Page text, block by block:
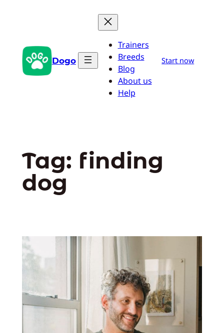
conteúdo Dogo
Trainers
Breeds
Blog
About us
Help
Start now
Tag: finding
dog